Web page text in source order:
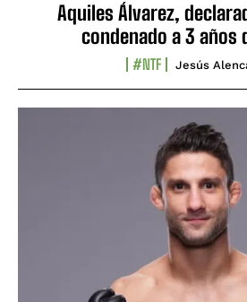
Aquiles Álvarez,
condenado a 3 años
#NTF Jesús